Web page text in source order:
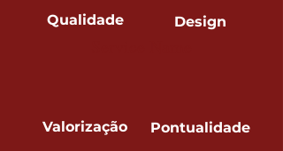
Qualidade Design
Valorização Pontualidade